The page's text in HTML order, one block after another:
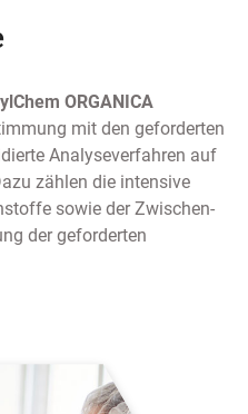
ORGANICA
mit den geforderten
Analyseverfahren auf
zählen die intensive
sowie der Zwischen-
der geforderten